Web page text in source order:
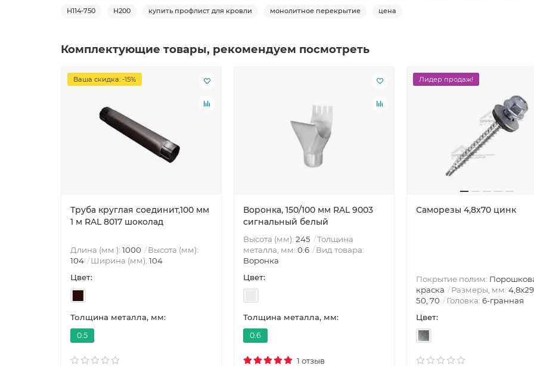
Н114-750 Н200 купить профлист для кровли монолитное перекрытие цена
Комплектующие товары, рекомендуем посмотреть
Ваша скидка: -15%
Труба круглая соединит,100 мм
1 м RAL 8017 шоколад
Длина (мм.): 1000
Высота (мм):
104
Ширина (мм): 104
Цвет:
Толщина металла, мм:
0.5
Воронка, 150/100 мм RAL 9003
сигнальный белый
Высота (мм): 245
Толщина
металла, мм: 0.6
Вид товара:
Воронка
Цвет:
Толщина металла, мм:
0.6
1 отзыв
Лидер продаж!
Саморезы 4,8х70 цинк
Покрытие полим:
краска
Размеры, мм:
50, 70
Головка: 6-гранная
Цвет: